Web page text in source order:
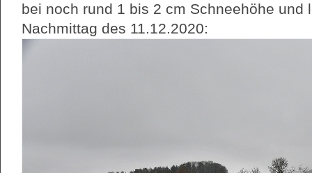
bei noch rund 1 bis 2 cm Schneehöhe und
Nachmittag des 11.12.2020: